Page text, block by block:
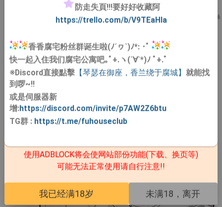
防走失頁!!!要好好收藏阿
https://trello.com/b/V9TEaHIa
香香腐宅粉丝群诞生啦(ﾉ´ヮ`)ﾉ*: ･ﾟ
快一起入住我们腐宅公寓吧｡ﾟ+.ヽ(´∀`*)ﾉ ﾟ+.ﾟ
※Discord直接點擊【琴瑟在御座，香兰绕于腐城】 就能找
到啰~!!
或是伺服器新
增:https://discord.com/invite/p7AW2Z6btu
TG群: https://t.me/fuhouseclub
使用ADBLOCK将会使网站部份功能(下载、换页等)
可能无法正常使用请自行注意!!
我已经满18岁 未满18，离开